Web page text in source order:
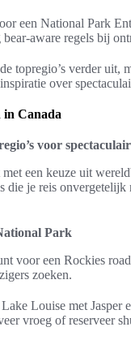
een National Park
aware regels bij
topregio’s verder uit,
over
in Canada
voor
een keuze uit
die je reis
Park
voor een Rockies
zoeken.
Louise met Jasper
vroeg of reserveer